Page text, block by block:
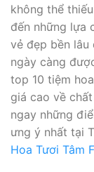
không thể
đến những lựa
vẻ đẹp bền lâu
ngày càng
top 10 tiệm
giá cao về
ngay những
ưng ý nhất tại
Hoa Tươi Tâm